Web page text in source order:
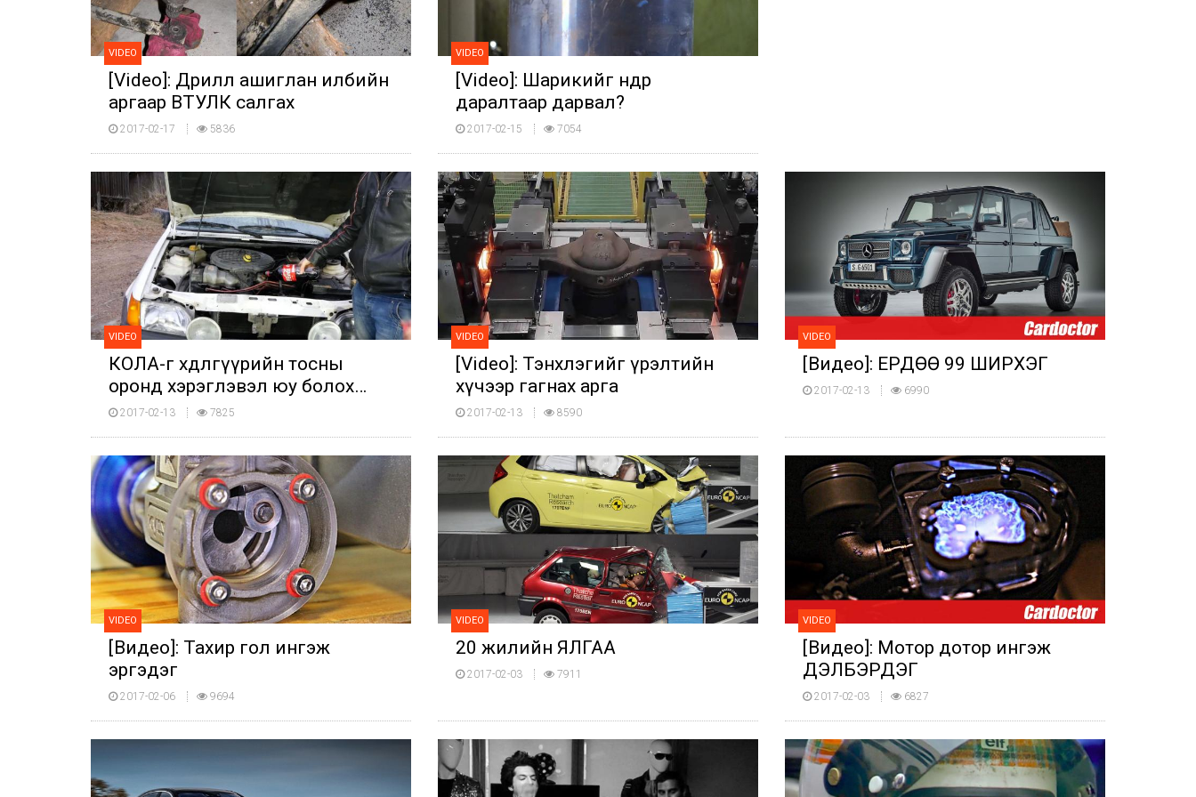
VIDEO
[Video]: Дрилл ашиглан илбийн
аргаар ВТУЛК салгах
2017-02-17 5836
VIDEO
[Video]: Шарикийг өндөр
даралтаар дарвал?
2017-02-15 7054
VIDEO
КОЛА-г хөдөлгүүрийн тосны
оронд хэрэглэвэл юу болох
бол?
2017-02-13 7825
VIDEO
[Video]: Тэнхлэгийг үрэлтийн
хүчээр гагнах арга
2017-02-13 8590
VIDEO
[Видео]: ЕРДӨӨ 99 ШИРХЭГ
2017-02-13 6990
VIDEO
[Видео]: Тахир гол ингэж
эргэдэг
2017-02-06 9694
VIDEO
20 жилийн ЯЛГАА
2017-02-03 7911
VIDEO
[Видео]: Мотор дотор ингэж
ДЭЛБЭРДЭГ
2017-02-03 6827